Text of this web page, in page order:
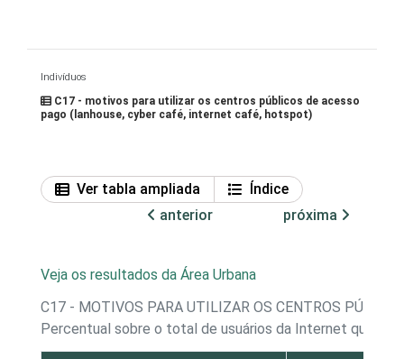
Indivíduos
C17 - motivos para utilizar os centros públicos de acesso
pago (lanhouse, cyber café, internet café, hotspot)
Ver tabla ampliada
Índice
anterior
próxima
Veja os resultados da Área Urbana
C17 - MOTIVOS PARA UTILIZAR OS CENTROS
Percentual sobre o total de usuários da Internet que